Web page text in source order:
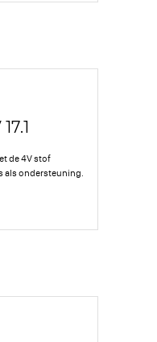
de 4V stof
als ondersteuning.